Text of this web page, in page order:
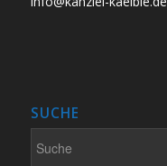
SUCHE